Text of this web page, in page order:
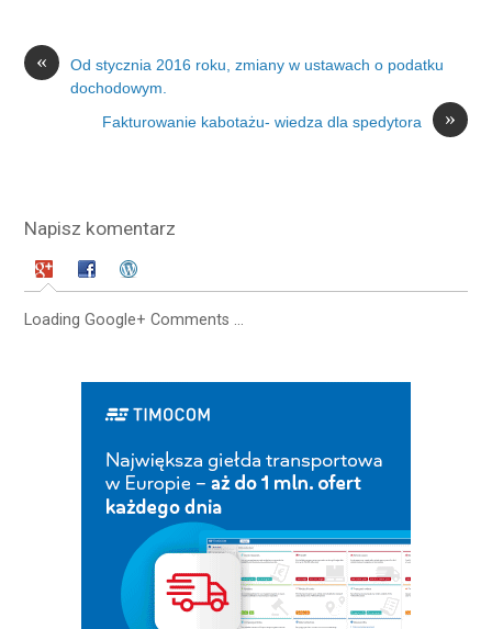
«
Od stycznia 2016 roku, zmiany w ustawach o podatku
dochodowym.
»
Fakturowanie kabotażu- wiedza dla spedytora
Napisz komentarz
Loading Google+ Comments ...